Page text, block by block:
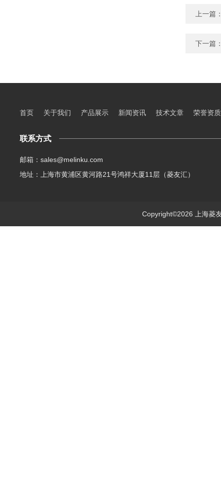
上一篇
下一篇
首页 关于我们 产品展示 新闻资讯 技术文章 荣誉资质
联系方式
邮箱：sales@melinku.com
地址：上海市黄浦区黄河路21号鸿祥大厦11层（菱友汇）
Copyright©2026 上海菱